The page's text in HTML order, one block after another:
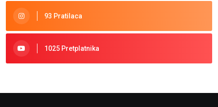
93 Pratilaca
1025 Pretplatnika